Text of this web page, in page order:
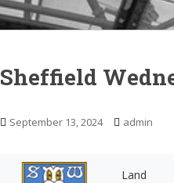
Sheffield
September 13, 2024 admin
Land